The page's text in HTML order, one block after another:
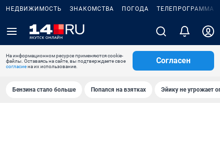
НЕДВИЖИМОСТЬ ЗНАКОМСТВА ПОГОДА ТЕЛЕПРОГРАММА
На информационном ресурсе применяются cookie-
файлы. Оставаясь на сайте, вы подтверждаете свое
согласиена их использование.
Согласен
Бензина стало больше Попался на взятках Эйику не угрожает